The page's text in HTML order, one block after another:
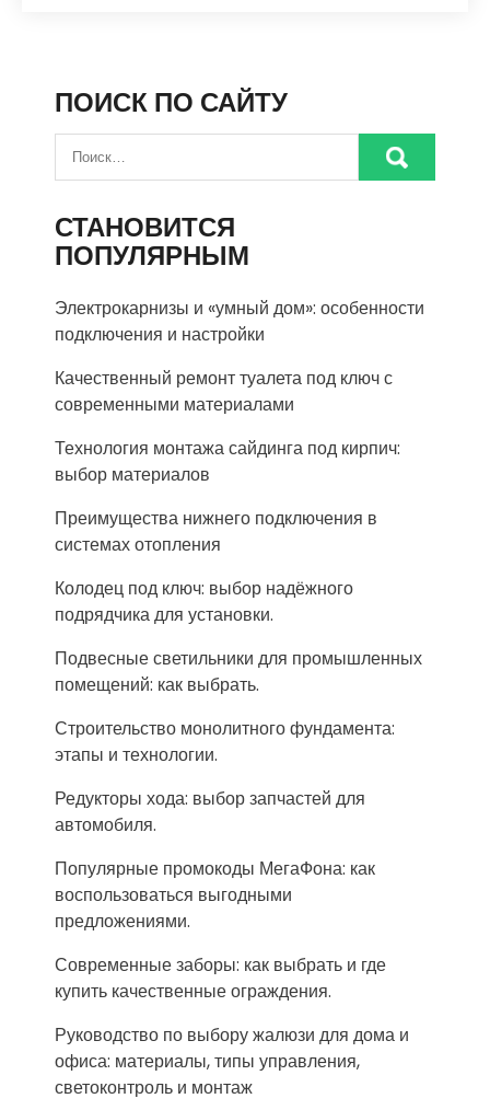
ПОИСК ПО САЙТУ
СТАНОВИТСЯ
ПОПУЛЯРНЫМ
Электрокарнизы и «умный дом»: особенности
подключения и настройки
Качественный ремонт туалета под ключ с
современными материалами
Технология монтажа сайдинга под кирпич:
выбор материалов
Преимущества нижнего подключения в
системах отопления
Колодец под ключ: выбор надёжного
подрядчика для установки.
Подвесные светильники для промышленных
помещений: как выбрать.
Строительство монолитного фундамента:
этапы и технологии.
Редукторы хода: выбор запчастей для
автомобиля.
Популярные промокоды МегаФона: как
воспользоваться выгодными
предложениями.
Современные заборы: как выбрать и где
купить качественные ограждения.
Руководство по выбору жалюзи для дома и
офиса: материалы, типы управления,
светоконтроль и монтаж